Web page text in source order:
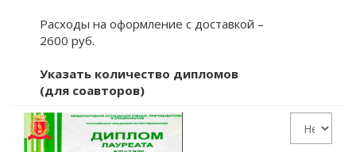
Расходы на оформление с доставкой –
2600 руб.
Указать количество дипломов
(для соавторов)